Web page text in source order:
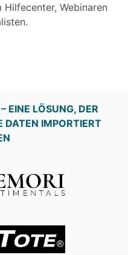
Webinaren
EINE LÖSUNG, DER
DATEN IMPORTIERT